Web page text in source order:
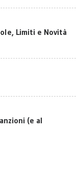
Limiti e Novità
(e al